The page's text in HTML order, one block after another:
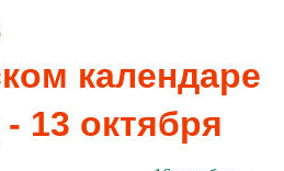
календаре
- 13 октября